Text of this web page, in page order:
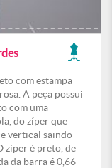
com estampa
A peça possui
com uma
do zíper que
vertical saindo
zíper é preto, de
da barra é 0,66